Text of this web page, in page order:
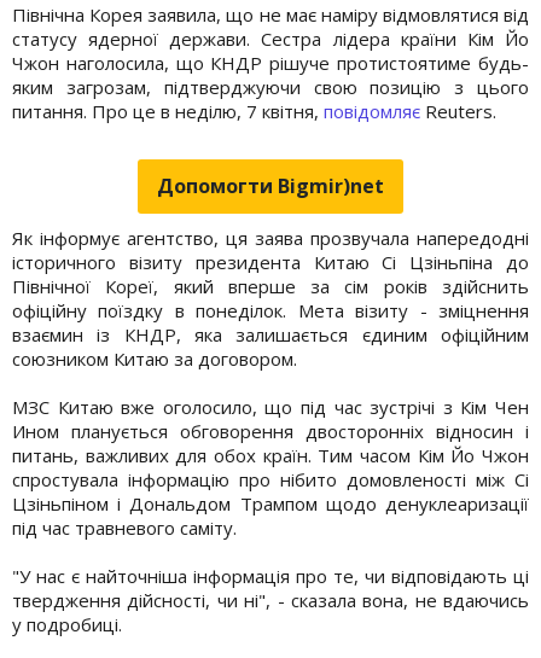
Північна Корея заявила, що не має наміру відмовлятися від
статусу ядерної держави. Сестра лідера країни Кім Йо
Чжон наголосила, що КНДР рішуче протистоятиме будь-
яким загрозам, підтверджуючи свою позицію з цього
питання. Про це в неділю, 7 квітня, повідомляє Reuters.
Допомогти Bigmir)net
Як інформує агентство, ця заява прозвучала напередодні
історичного візиту президента Китаю Сі Цзіньпіна до
Північної Кореї, який вперше за сім років здійснить
офіційну поїздку в понеділок. Мета візиту - зміцнення
взаємин із КНДР, яка залишається єдиним офіційним
союзником Китаю за договором.
МЗС Китаю вже оголосило, що під час зустрічі з Кім Чен
Ином планується обговорення двосторонніх відносин і
питань, важливих для обох країн. Тим часом Кім Йо Чжон
спростувала інформацію про нібито домовленості між Сі
Цзіньпіном і Дональдом Трампом щодо денуклеаризації
під час травневого саміту.
"У нас є найточніша інформація про те, чи відповідають ці
твердження дійсності, чи ні", - сказала вона, не вдаючись
у подробиці.